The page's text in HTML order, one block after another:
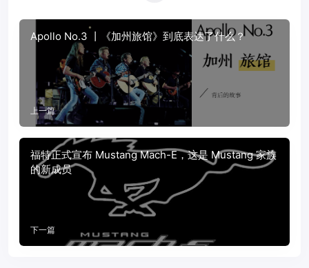
Apollo No.3 丨《加州旅馆》到底表达了什么？
上一篇
福特正式宣布 Mustang Mach-E，这是 Mustang 家族
的新成员
下一篇